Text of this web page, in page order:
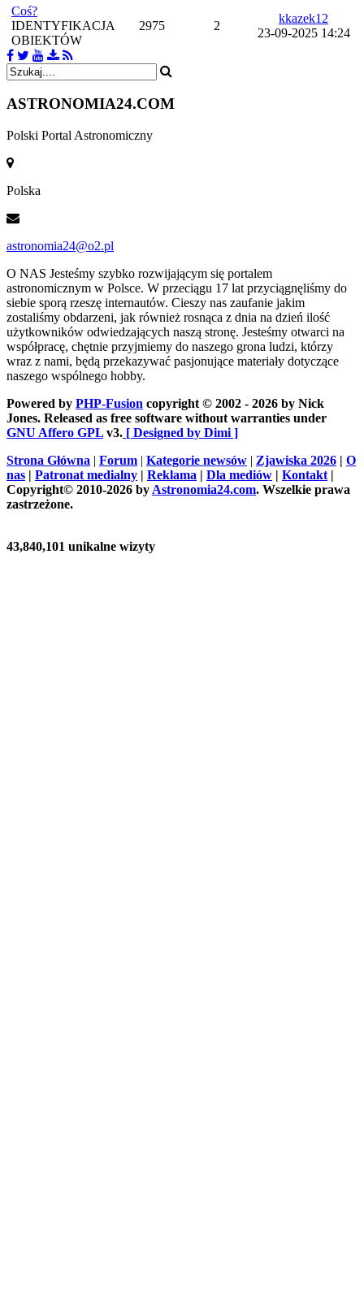
Coś?
IDENTYFIKACJA
OBIEKTÓW
2975 2
kkazek12
23-09-2025 14:24
ASTRONOMIA24.COM
Polski Portal Astronomiczny
Polska
astronomia24@o2.pl
O NAS Jesteśmy szybko rozwijającym się portalem
astronomicznym w Polsce. W przeciągu 17 lat przyciągnęliśmy do
siebie sporą rzeszę internautów. Cieszy nas zaufanie jakim
zostaliśmy obdarzeni, jak również rosnąca z dnia na dzień ilość
użytkowników odwiedzających naszą stronę. Jesteśmy otwarci na
współpracę, chętnie przyjmiemy do naszego grona ludzi, którzy
wraz z nami, będą przekazywać pasjonujące materiały dotyczące
naszego wspólnego hobby.
Powered by PHP-Fusion copyright © 2002 - 2026 by Nick
Jones. Released as free software without warranties under
GNU Affero GPL v3. [ Designed by Dimi ]
Strona Główna | Forum | Kategorie newsów | Zjawiska 2026 | O
nas | Patronat medialny | Reklama | Dla mediów | Kontakt |
Copyright© 2010-2026 by Astronomia24.com. Wszelkie prawa
zastrzeżone.
43,840,101 unikalne wizyty